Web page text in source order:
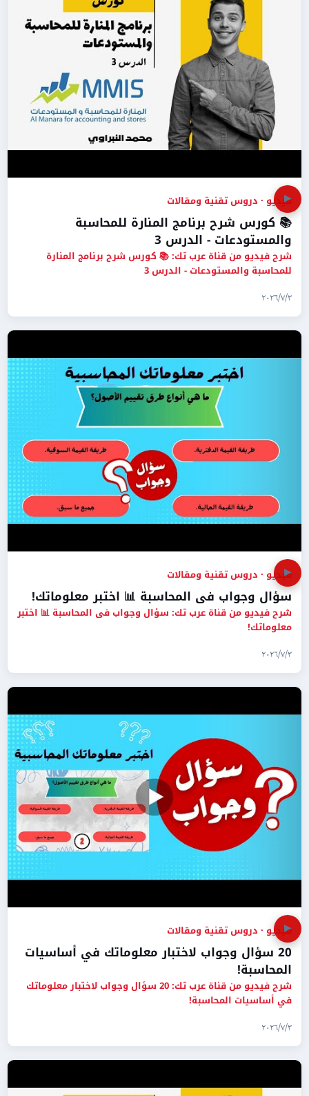
▶
فيديو · دروس تقنية ومقالات
📚 كورس شرح برنامج المنارة للمحاسبة
والمستودعات - الدرس 3
شرح فيديو من قناة عرب تك: 📚 كورس شرح برنامج المنارة
للمحاسبة والمستودعات - الدرس 3
٣‏/٧‏/٢٠٢٦
▶
فيديو · دروس تقنية ومقالات
سؤال وجواب فى المحاسبة 📊 اختبر معلوماتك!
شرح فيديو من قناة عرب تك: سؤال وجواب فى المحاسبة 📊 اختبر
معلوماتك!
٣‏/٧‏/٢٠٢٦
▶
فيديو · دروس تقنية ومقالات
20 سؤال وجواب لاختبار معلوماتك في أساسيات
المحاسبة!
شرح فيديو من قناة عرب تك: 20 سؤال وجواب لاختبار معلوماتك
في أساسيات المحاسبة!
٣‏/٧‏/٢٠٢٦